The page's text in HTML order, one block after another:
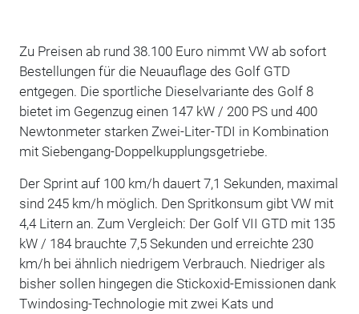
Zu Preisen ab rund 38.100 Euro nimmt VW ab sofort
Bestellungen für die Neuauflage des Golf GTD
entgegen. Die sportliche Dieselvariante des Golf 8
bietet im Gegenzug einen 147 kW / 200 PS und 400
Newtonmeter starken Zwei-Liter-TDI in Kombination
mit Siebengang-Doppelkupplungsgetriebe.
Der Sprint auf 100 km/h dauert 7,1 Sekunden, maximal
sind 245 km/h möglich. Den Spritkonsum gibt VW mit
4,4 Litern an. Zum Vergleich: Der Golf VII GTD mit 135
kW / 184 brauchte 7,5 Sekunden und erreichte 230
km/h bei ähnlich niedrigem Verbrauch. Niedriger als
bisher sollen hingegen die Stickoxid-Emissionen dank
Twindosing-Technologie mit zwei Kats und